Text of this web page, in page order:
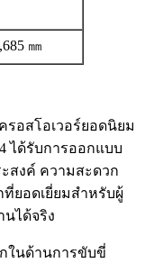
㎜
อสโอเวอร์ยอดนิยม
ได้รับการออกแบบ
สงค์ ความสะดวก
ยอดเยี่ยมสำหรับผู้
ได้จริง
กในด้านการขับขี่